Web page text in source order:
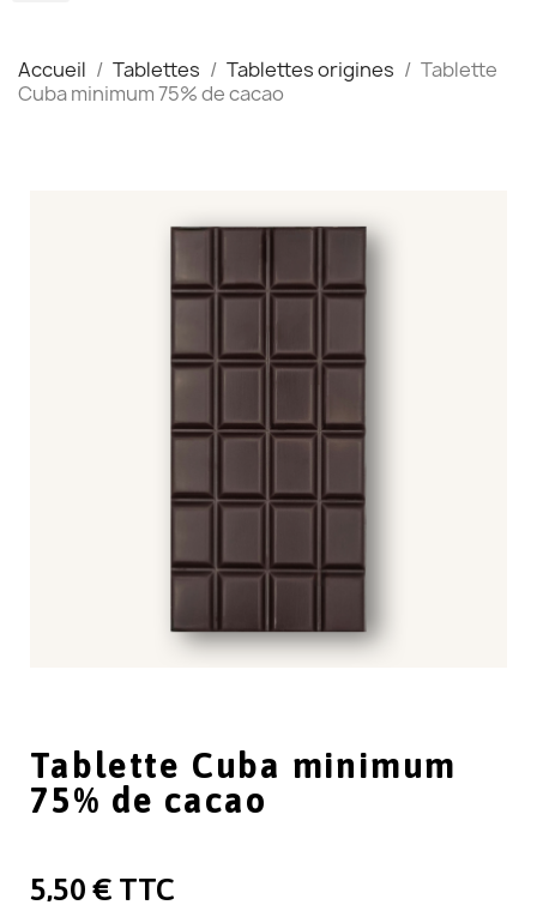
Accueil Tablettes Tablettes origines
Tablette
Cuba minimum 75% de cacao
Tablette Cuba minimum
75% de cacao
5,50 € TTC